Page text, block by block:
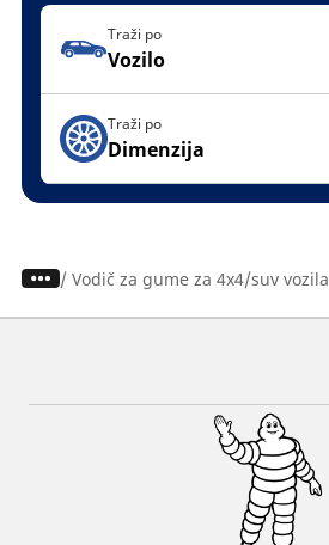
Traži po
Vozilo
Traži po
Dimenzija
/ Vodič za gume za 4x4/suv vozila